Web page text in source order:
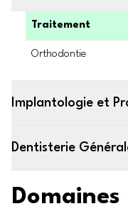
Traitement
Orthodontie
Implantologie et
Dentisterie